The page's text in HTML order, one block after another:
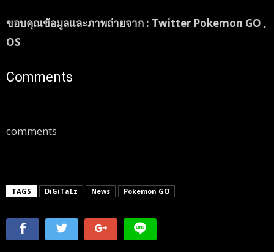
ขอบคุณข้อมูลและภาพถ่ายจาก : Twitter Pokemon GO ,
OS
Comments
comments
TAGS DiGiTaLz News Pokemon GO